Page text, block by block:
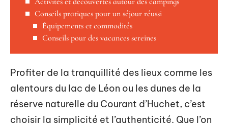
Conseils pratiques pour un séjour réussi
Équipements et commodités
Conseils pour des vacances sereines
Profiter de la tranquillité des lieux comme les
alentours du lac de Léon ou les dunes de la
réserve naturelle du Courant d’Huchet, c’est
choisir la simplicité et l’authenticité. Que l’on